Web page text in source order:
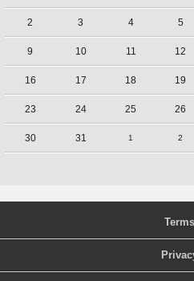
2 3 4 5
9 10 11 12
16 17 18 19
23 24 25 26
30 31 1 2
Terms